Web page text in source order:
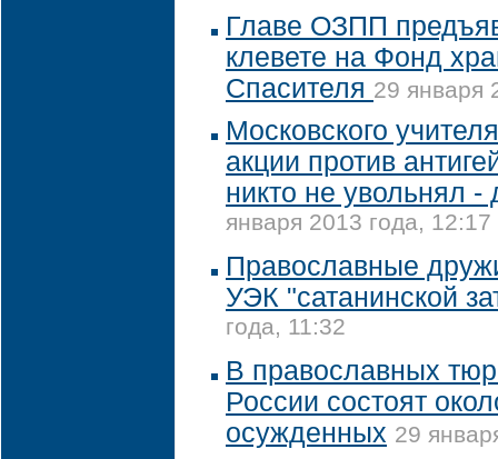
Главе ОЗПП
клевете на Фонд
Спасителя 29 января
Московского
акции против
никто не увольнял -
января 2013 года, 12:17
Православные
УЭК "сатанинской
года, 11:32
В православных
России состоят
осужденных 29